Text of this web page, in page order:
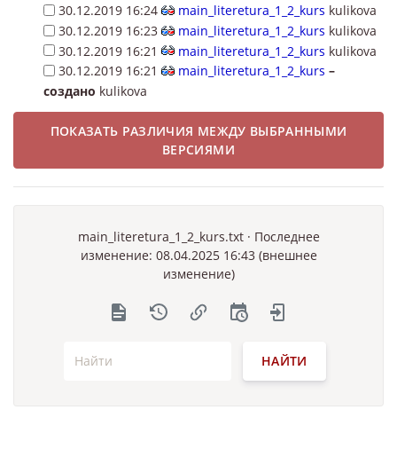
30.12.2019 16:24
main_literetura_1_2_kurs kulikova
30.12.2019 16:23
main_literetura_1_2_kurs kulikova
30.12.2019 16:21
main_literetura_1_2_kurs kulikova
30.12.2019 16:21
main_literetura_1_2_kurs –
создано kulikova
ПОКАЗАТЬ РАЗЛИЧИЯ МЕЖДУ ВЫБРАННЫМИ
ВЕРСИЯМИ
main_literetura_1_2_kurs.txt· Последнее
изменение: 08.04.2025 16:43 (внешнее
изменение)
НАЙТИ